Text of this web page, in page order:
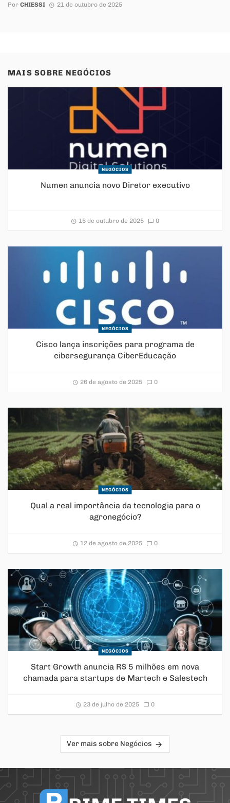
Por CHIESSI 21 de outubro de 2025
MAIS SOBRE NEGÓCIOS
NEGÓCIOS
Numen anuncia novo Diretor executivo
16 de outubro de 2025 0
NEGÓCIOS
Cisco lança inscrições para programa de
cibersegurança CiberEducação
26 de agosto de 2025 0
NEGÓCIOS
Qual a real importância da tecnologia para o
agronegócio?
12 de agosto de 2025 0
NEGÓCIOS
Start Growth anuncia R$ 5 milhões em nova
chamada para startups de Martech e Salestech
23 de julho de 2025 0
Ver mais sobre Negócios